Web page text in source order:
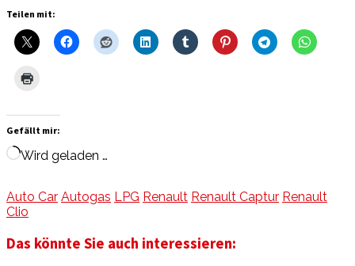
Teilen mit:
Gefällt mir:
Wird geladen …
Auto Car Autogas LPG Renault Renault Captur Renault
Clio
Das könnte Sie auch interessieren: